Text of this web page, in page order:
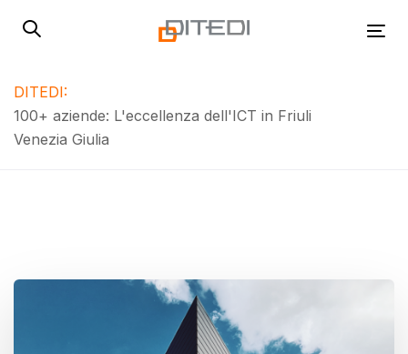
links
navigation
Skip
DITEDI:
100+ aziende: L'eccellenza dell'ICT in Friuli
Venezia Giulia
Puntiamo a diventare la rete di aziende digitali più
grande d'Italia!